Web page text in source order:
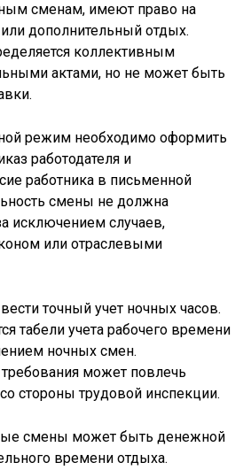
сменам, имеют право на
дополнительный отдых.
коллективным
актами, но не может быть
режим необходимо оформить
работодателя и
работника в письменной
смены не должна
исключением случаев,
или отраслевыми
точный учет ночных часов.
табели учета рабочего времени
ночных смен.
может повлечь
стороны трудовой инспекции.
смены может быть денежной
времени отдыха.